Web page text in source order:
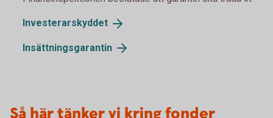
Investerarskyddet
Insättningsgarantin